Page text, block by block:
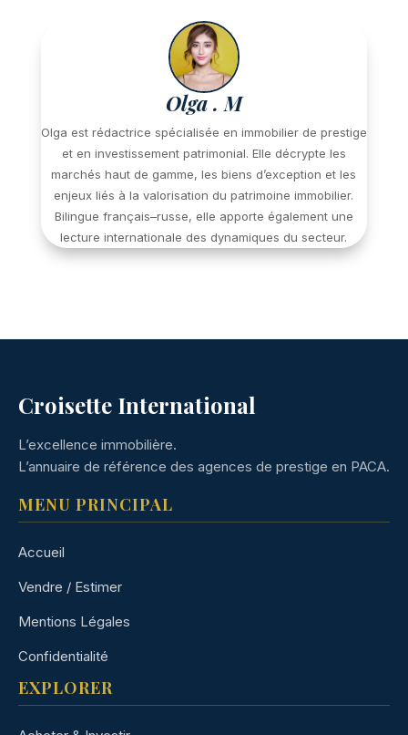
Olga . M
Olga est rédactrice spécialisée en immobilier de prestige
et en investissement patrimonial. Elle décrypte les
marchés haut de gamme, les biens d’exception et les
enjeux liés à la valorisation du patrimoine immobilier.
Bilingue français–russe, elle apporte également une
lecture internationale des dynamiques du secteur.
Croisette International
L’excellence immobilière.
L’annuaire de référence des agences de prestige en PACA.
MENU PRINCIPAL
Accueil
Vendre / Estimer
Mentions Légales
Confidentialité
EXPLORER